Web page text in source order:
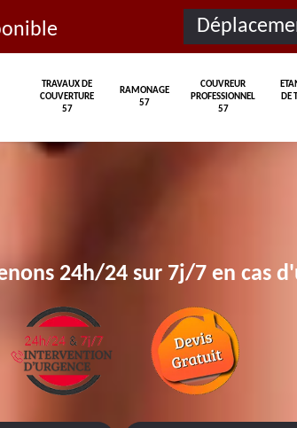
TRAVAUX DE
COUVERTURE
57
RAMONAGE
57
COUVREUR
PROFESSIONNEL
57
DE
24h/24 sur 7j/7 en cas